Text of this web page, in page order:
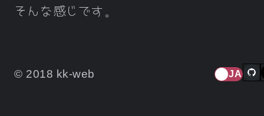
そんな感じです。
© 2018 kk-web JA